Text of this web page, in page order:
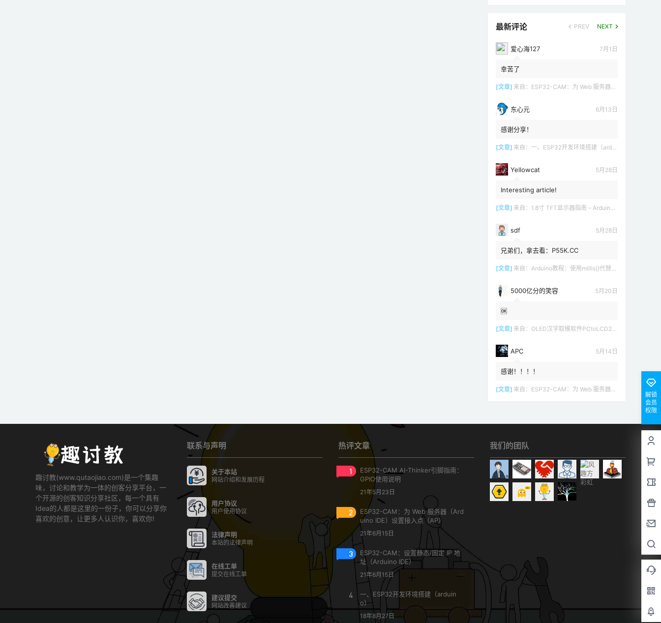
最新评论 PREV NEXT
爱心海127 7月1日
幸苦了
[文章] 来自： ESP32-CAM：为 Web 服务器（Arduino IDE）设置接入点（AP）
东心元 6月13日
感谢分享！
[文章] 来自： 一、ESP32开发环境搭建（arduino）
Yellowcat 5月28日
Interesting article!
[文章] 来自： 1.8寸 TFT显示器指南 – Arduino教程
sdf 5月28日
兄弟们，拿去看：P55K.CC
[文章] 来自： Arduino教程：使用millis()代替delay()
5000亿分的笑容 5月20日
🆗
[文章] 来自： OLED汉字取模软件PCtoLCD2002 LCD1602
APC 5月14日
感谢！！！！
[文章] 来自： ESP32-CAM：为 Web 服务器（Arduino IDE）设置接入点（AP）
解锁
会员
权限
趣讨教(www.qutaojiao.com)是一个集趣
味，讨论和教学为一体的创客分享平台，一
个开源的创客知识分享社区，每一个具有
Idea的人都是这里的一份子，你可以分享你
喜欢的创意，让更多人认识你，喜欢你!
联系与声明
关于本站
网站介绍和发展历程
用户协议
用户使用协议
法律声明
本站的法律声明
在线工单
提交在线工单
建议提交
网站改善建议
热评文章
1
ESP32-CAM AI-Thinker引脚指南：
GPIO使用说明
21年5月23日
2
ESP32-CAM：为 Web 服务器（Ard
uino IDE）设置接入点（AP）
21年6月15日
3
ESP32-CAM：设置静态/固定 IP 地
址（Arduino IDE）
21年6月15日
4
一、ESP32开发环境搭建（arduin
o）
18年8月27日
我们的团队